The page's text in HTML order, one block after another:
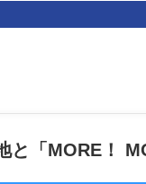
「MORE！